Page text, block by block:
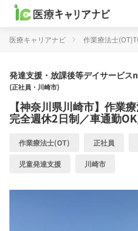
医療キャリアナビ 作業療法士
発達支援・放課後等デイサービス
(正社員・川崎市)
【神奈川県川崎市】作業
完全週休2日制／車通勤
作業療法士(OT) 正社員
児童発達支援 川崎市